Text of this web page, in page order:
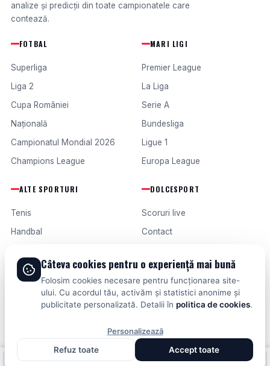
analize și predicții din toate campionatele care
contează.
FOTBAL
Superliga
Liga 2
Cupa României
Națională
Campionatul Mondial 2026
Champions League
MARI LIGI
Premier League
La Liga
Serie A
Bundesliga
Ligue 1
Europa League
ALTE SPORTURI
Tenis
Handbal
Formula 1
Fotbal intern
Fotbal extern
DOLCESPORT
Scoruri live
Contact
Termeni și condiții
© 2026 DOLCESPORT. TOATE DREPTURILE REZERVATE.
Fotbal intern Fotbal extern Scoruri live
Câteva cookies pentru o experiență mai bună
Folosim cookies necesare pentru funcționarea site-
ului. Cu acordul tău, activăm și statistici anonime și
publicitate personalizată. Detalii în politica de cookies.
Personalizează
Refuz toate
Accept toate